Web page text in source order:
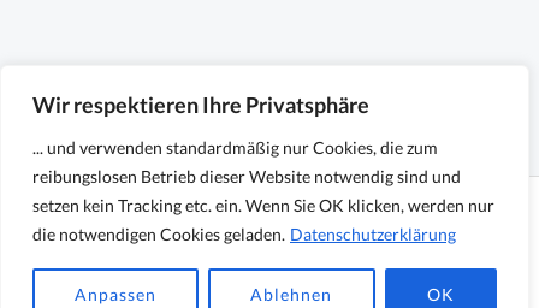
Wir respektieren Ihre Privatsphäre
... und verwenden standardmäßig nur Cookies, die zum
reibungslosen Betrieb dieser Website notwendig sind und
setzen kein Tracking etc. ein. Wenn Sie OK klicken, werden nur
die notwendigen Cookies geladen. Datenschutzerklärung
Anpassen Ablehnen OK
Copyright © 2026 Sensocon GmbH - Sensoren und
Messtechnik
Powered by Sensocon GmbH - Sensoren und Messtechnik